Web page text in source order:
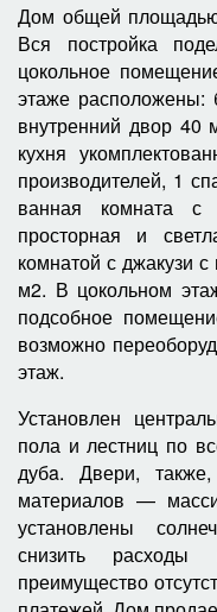
Дом общей
Вся постройка
цокольное
этаже расположены:
внутренний двор 40
кухня
производителей, 1
ванная комната с
просторная и
комнатой с джакузи
м2. В цокольном
подсобное
возможно
этаж.
Установлен
пола и лестниц по
дубa. Двери,
материалов —
установлены
снизить расходы
преимущество